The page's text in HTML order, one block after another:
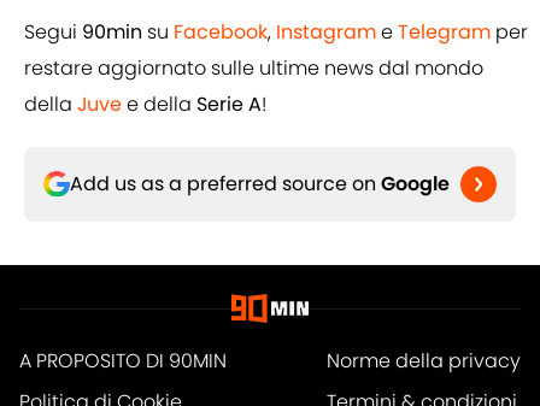
Segui 90min su Facebook, InstagrameTelegram per
restare aggiornato sulle ultime news dal mondo
della Juvee della Serie A!
Add us as a preferred source on Google
A PROPOSITO DI 90MIN
Norme della privacy